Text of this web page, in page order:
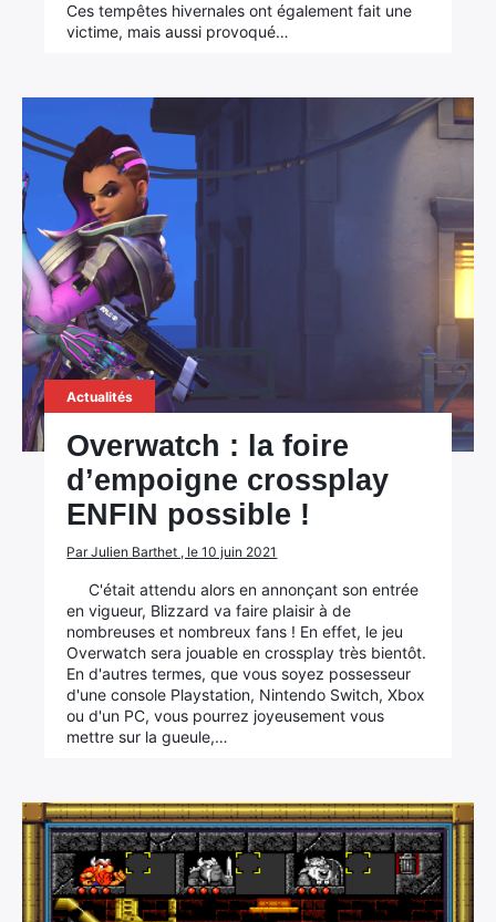
Ces tempêtes hivernales ont également fait une
victime, mais aussi provoqué…
Actualités
Overwatch : la foire
d’empoigne crossplay
ENFIN possible !
Par Julien Barthet , le 10 juin 2021
C'était attendu alors en annonçant son entrée
en vigueur, Blizzard va faire plaisir à de
nombreuses et nombreux fans ! En effet, le jeu
Overwatch sera jouable en crossplay très bientôt.
En d'autres termes, que vous soyez possesseur
d'une console Playstation, Nintendo Switch, Xbox
ou d'un PC, vous pourrez joyeusement vous
mettre sur la gueule,…